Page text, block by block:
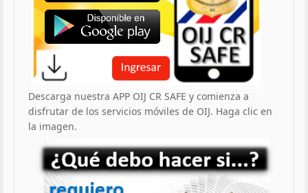
Descarga nuestra APP OIJ CR SAFE y comienza a
disfrutar de los servicios móviles de OIJ. Haga clic en
la imagen.